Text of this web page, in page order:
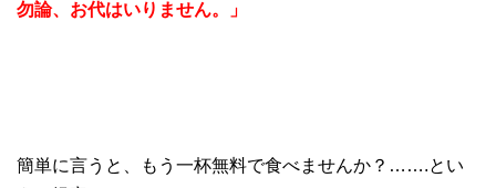
勿論、お代はいりません。」
簡単に言うと、もう一杯無料で食べませんか？…….とい